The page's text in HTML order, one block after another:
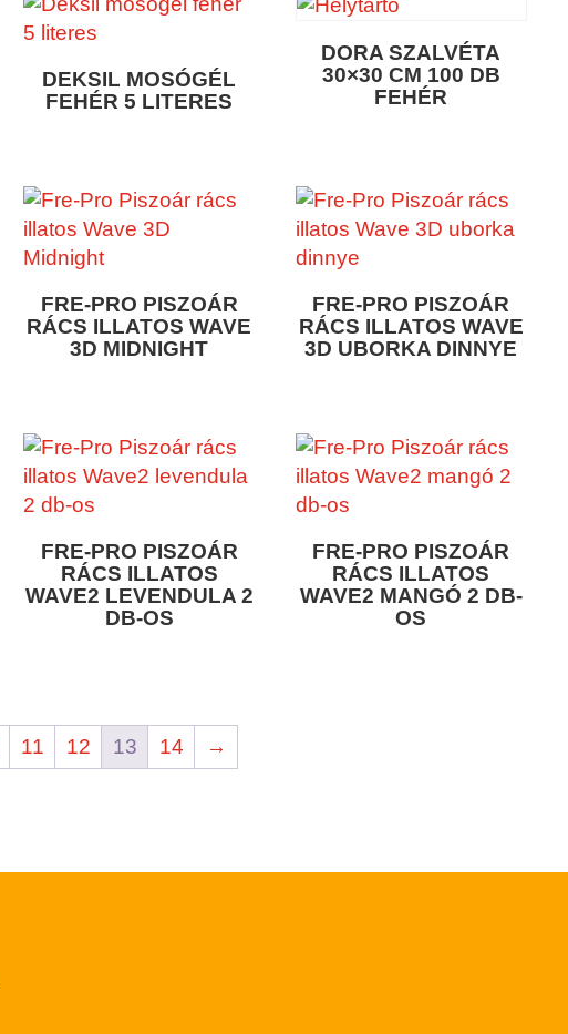
DEKSIL MOSÓGÉL
FEHÉR 5 LITERES
DORA SZALVÉTA
30×30 CM 100 DB
FEHÉR
FRE-PRO PISZOÁR
RÁCS ILLATOS WAVE
3D MIDNIGHT
FRE-PRO PISZOÁR
RÁCS ILLATOS WAVE
3D UBORKA DINNYE
FRE-PRO PISZOÁR
RÁCS ILLATOS
WAVE2 LEVENDULA 2
DB-OS
FRE-PRO PISZOÁR
RÁCS ILLATOS
WAVE2 MANGÓ 2 DB-
OS
11 12 13 14 →